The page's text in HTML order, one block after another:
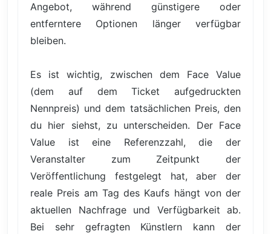
Angebot, während günstigere oder
entferntere Optionen länger verfügbar
bleiben.
Es ist wichtig, zwischen dem Face Value
(dem auf dem Ticket aufgedruckten
Nennpreis) und dem tatsächlichen Preis, den
du hier siehst, zu unterscheiden. Der Face
Value ist eine Referenzzahl, die der
Veranstalter zum Zeitpunkt der
Veröffentlichung festgelegt hat, aber der
reale Preis am Tag des Kaufs hängt von der
aktuellen Nachfrage und Verfügbarkeit ab.
Bei sehr gefragten Künstlern kann der